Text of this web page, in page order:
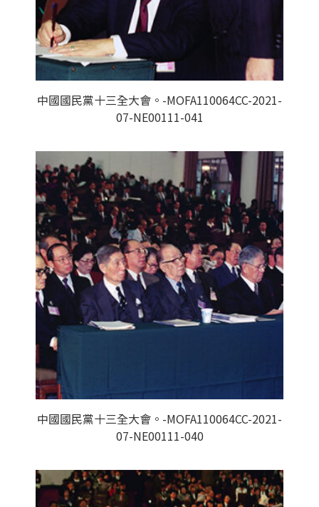
中國國民黨十三全大會。-MOFA110064CC-2021-
07-NE00111-041
中國國民黨十三全大會。-MOFA110064CC-2021-
07-NE00111-040